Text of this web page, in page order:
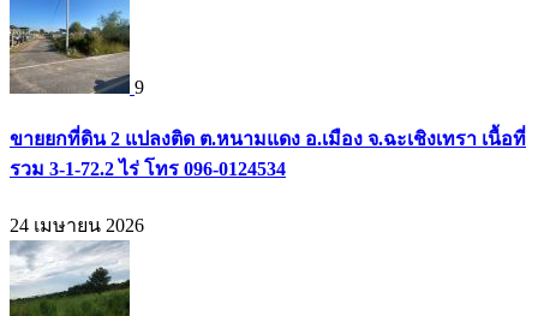
9
ขายยกที่ดิน 2 แปลงติด ต.หนามแดง อ.เมือง จ.ฉะเชิงเทรา เนื้อที่
รวม 3-1-72.2 ไร่ โทร 096-0124534
24 เมษายน 2026